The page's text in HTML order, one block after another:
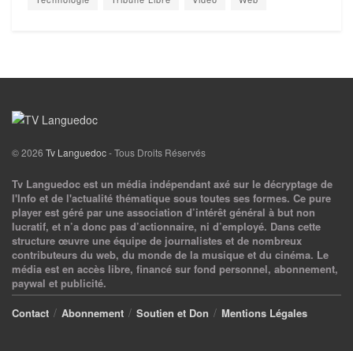
© 2026 Tv Languedoc- Tous Droits Réservés
Tv Languedoc est un média indépendant axé sur le décryptage de
l'Info et de l'actualité thématique sous toutes ses formes. Ce pure
player est géré par une association d’intérêt général à but non
lucratif, et n’a donc pas d’actionnaire, ni d’employé. Dans cette
structure œuvre une équipe de journalistes et de nombreux
contributeurs du web, du monde de la musique et du cinéma. Le
média est en accès libre, financé sur fond personnel, abonnement,
paywal et publicité.
Contact
Abonnement Soutien et Don Mentions Légales